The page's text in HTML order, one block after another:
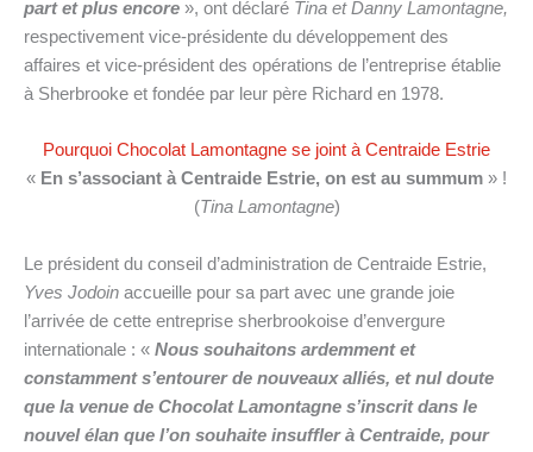
part et plus encore », ont déclaré Tina et Danny Lamontagne,
respectivement vice-présidente du développement des
affaires et vice-président des opérations de l’entreprise établie
à Sherbrooke et fondée par leur père Richard en 1978.
Pourquoi Chocolat Lamontagne se joint à Centraide Estrie
« En s’associant à Centraide Estrie, on est au summum » !
(Tina Lamontagne)
Le président du conseil d’administration de Centraide Estrie,
Yves Jodoin accueille pour sa part avec une grande joie
l’arrivée de cette entreprise sherbrookoise d’envergure
internationale : « Nous souhaitons ardemment et
constamment s’entourer de nouveaux alliés, et nul doute
que la venue de Chocolat Lamontagne s’inscrit dans le
nouvel élan que l’on souhaite insuffler à Centraide, pour